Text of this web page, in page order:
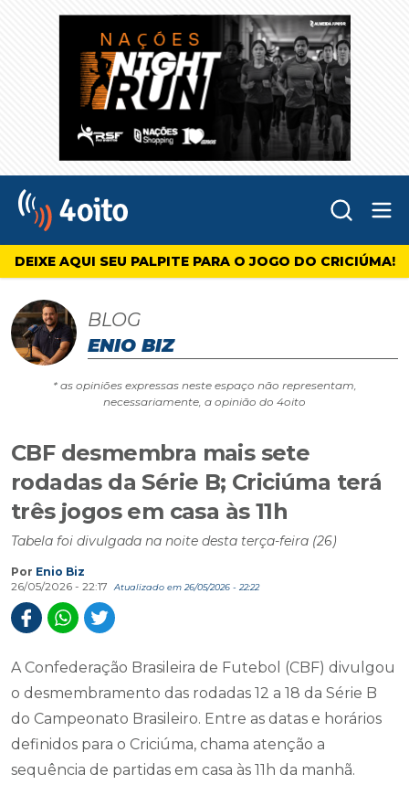
4oito
DEIXE AQUI SEU PALPITE PARA O JOGO DO CRICIÚMA!
BLOG
ENIO BIZ
* as opiniões expressas neste espaço não representam,
necessariamente, a opinião do 4oito
CBF desmembra mais sete
rodadas da Série B; Criciúma terá
três jogos em casa às 11h
Tabela foi divulgada na noite desta terça-feira (26)
Por Enio Biz
26/05/2026 - 22:17
Atualizado em 26/05/2026 - 22:22
A Confederação Brasileira de Futebol (CBF) divulgou
o desmembramento das rodadas 12 a 18 da Série B
do Campeonato Brasileiro. Entre as datas e horários
definidos para o Criciúma, chama atenção a
sequência de partidas em casa às 11h da manhã.